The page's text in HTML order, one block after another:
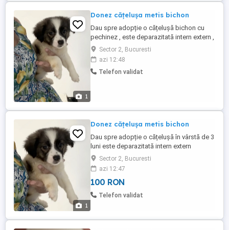
1
Donez cățelușa metis bichon
Dau spre adopție o cățelușă bichon cu
pechinez , este deparazitată intern extern ,
mănâncă bobite și hrană umedă doresc
100 lei pentru ce am cheltuit cu ea
Sector 2, Bucuresti
azi 12:48
Telefon validat
1
Donez cățelușa metis bichon
Dau spre adopție o cățelușă în vârstă de 3
luni este deparazitată intern extern
mănâncă bobite și hrană umedă , doresc
100 lei pentru ce am cheltuit cu ea
Sector 2, Bucuresti
azi 12:47
100 RON
Telefon validat